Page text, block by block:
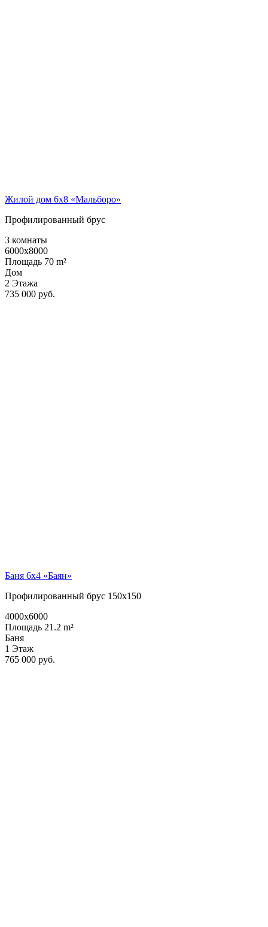
Жилой дом 6х8 «Мальборо»
Профилированный брус
3 комнаты
6000x8000
Площадь 70 m²
Дом
2 Этажа
735 000 руб.
Баня 6х4 «Баян»
Профилированный брус 150х150
4000x6000
Площадь 21.2 m²
Баня
1 Этаж
765 000 руб.